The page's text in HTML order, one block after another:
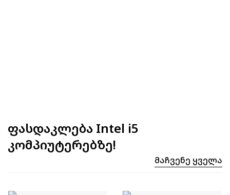
ფასდაკლება Intel i5
კომპიუტერებზე!
Მაჩვენე Ყველა